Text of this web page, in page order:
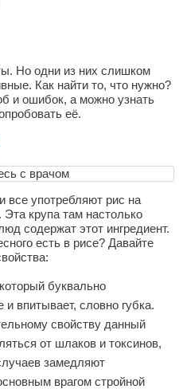
Но одни из них слишком
Как найти то, что нужно?
и ошибок, а можно узнать
её.
все употребляют рис на
крупа там настолько
содержат этот ингредиент.
есть в рисе? Давайте
буквально
и впитывает, словно губка.
свойству данный
от шлаков и токсинов,
замедляют
врагом стройной